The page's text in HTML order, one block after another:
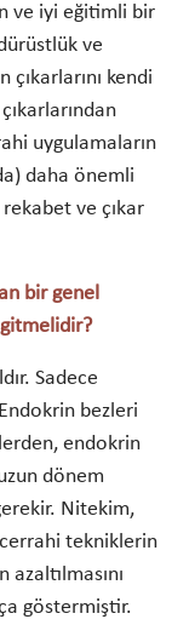
ve iyi eğitimli bir
ve
kendi
uygulamaların
daha önemli
ve çıkar
bir genel
Sadece
bezleri
endokrin
dönem
Nitekim,
tekniklerin
göstermiştir.